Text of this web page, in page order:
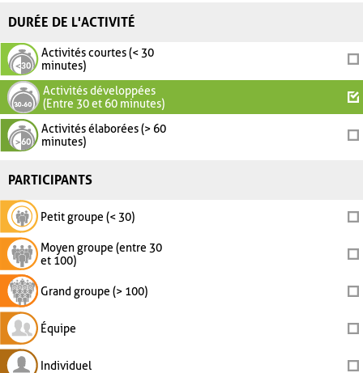
DURÉE DE L'ACTIVITÉ
Activités courtes (< 30
minutes)
Activités développées
(Entre 30 et 60 minutes)
Activités élaborées (> 60
minutes)
PARTICIPANTS
Petit groupe (< 30)
Moyen groupe (entre 30
et 100)
Grand groupe (> 100)
Équipe
Individuel